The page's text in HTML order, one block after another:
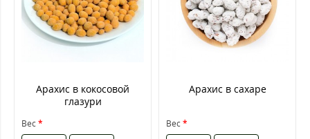
Арахис в кокосовой
глазури
Вес
Арахис в сахаре
Вес